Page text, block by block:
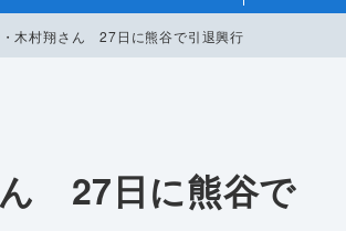
木村翔さん 27日に熊谷で引退興行
27日に熊谷で